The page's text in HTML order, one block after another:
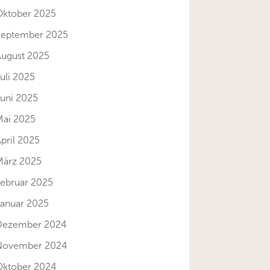
2025
2025
2025
2025
2025
2025
2025
2025
2025
2025
2024
2024
2024